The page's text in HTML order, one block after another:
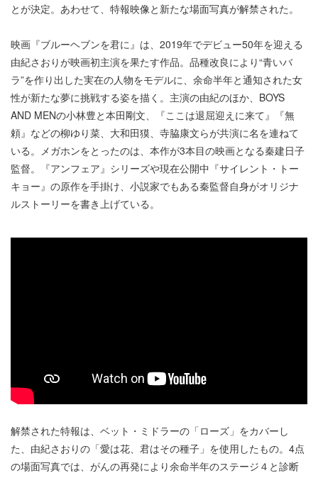
とが決定。あわせて、特報映像と新たな場面写真が解禁された。
映画『ブルーヘブンを君に』は、2019年でデビュー50年を迎える
由紀さおりが映画初主演を果たす作品。品種改良により“青いバ
ラ”を作り出した実在の人物をモデルに、余命半年と通知された女
性が新たな夢に挑戦する姿を描く。主演の由紀のほか、BOYS
AND MENの小林豊と本田剛文、『ここは退屈迎えに来て』『無
頼』などの柳ゆり菜、大和田獏、寺脇康文らが共演に名を連ねて
いる。メガホンをとったのは、本作が3本目の映画となる秦建日子
監督。『アンフェア』シリーズや現在公開中『サイレント・トー
キョー』の原作を手掛け、小説家でもある秦監督自身がオリジナ
ルストーリーを書き上げている。
解禁された特報は、ベット・ミドラーの「ローズ」をカバーし
た、由紀さおりの「愛は花、君はその種子」を使用したもの。4点
の場面写真では、がんの再発により余命半年のステージ４と診断